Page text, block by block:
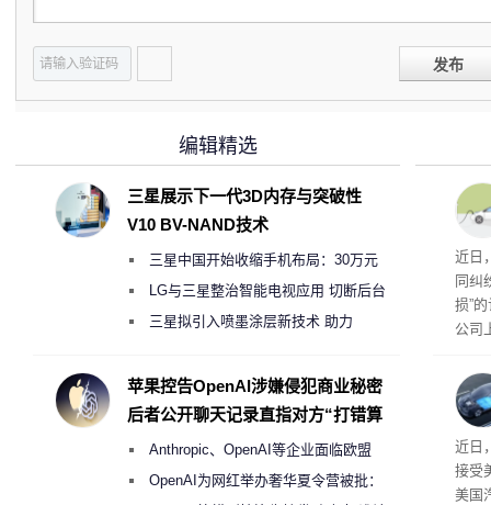
发布
近日
同纠
损”
公司
事
给
近日
接受
美国
编辑精选
三星展示下一代3D内存与突破性
V10 BV-NAND技术
三星中国开始收缩手机布局：30万元
月销售额不达标门店 将被逐步清退
LG与三星整治智能电视应用 切断后台
偷偷共享带宽的违规行为
三星拟引入喷墨涂层新技术 助力
度
苹果控告OpenAI涉嫌侵犯商业秘密
后者公开聊天记录直指对方“打错算
Anthropic、OpenAI等企业面临欧盟
《人工智能法案》全新执法权限审查
OpenAI为网红举办奢华夏令营被批：